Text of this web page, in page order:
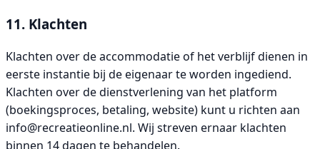
11. Klachten
Klachten over de accommodatie of het verblijf dienen in
eerste instantie bij de eigenaar te worden ingediend.
Klachten over de dienstverlening van het platform
(boekingsproces, betaling, website) kunt u richten aan
info@recreatieonline.nl. Wij streven ernaar klachten
binnen 14 dagen te behandelen.